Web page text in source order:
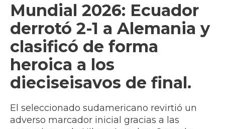
Mundial 2026: Ecuador
derrotó 2-1 a Alemania y
clasificó de forma
heroica a los
dieciseisavos de final.
El seleccionado sudamericano revirtió un
adverso marcador inicial gracias a las